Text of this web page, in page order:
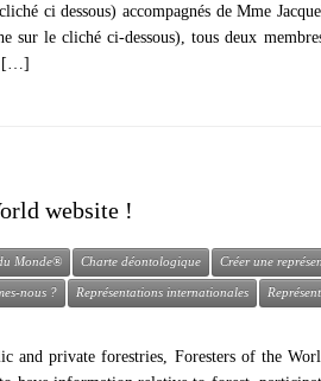
ci dessous) accompagnés de Mme
sur le cliché ci-dessous), tous deux
[…]
website !
Monde® Charte déontologique Créer une
nous ? Représentations internationales
and private forestries, Foresters of the